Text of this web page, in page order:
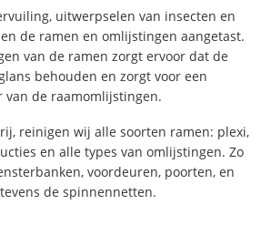
uitwerpselen van insecten en
de ramen en omlijstingen aangetast.
van de ramen zorgt ervoor dat de
behouden en zorgt voor een
van de raamomlijstingen.
reinigen wij alle soorten ramen: plexi,
en alle types van omlijstingen. Zo
voordeuren, poorten, en
de spinnennetten.